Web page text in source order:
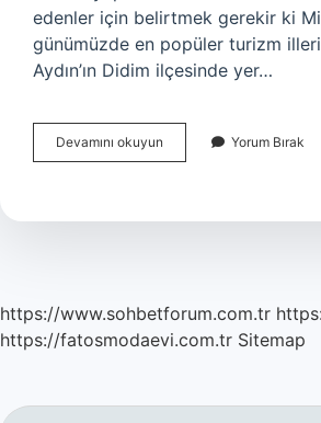
edenler için belirtmek gerekir ki
günümüzde en popüler turizm
Aydın’ın Didim ilçesinde yer…
Devamını okuyun
Yunan
Yorum Bırak
https://www.sohbetforum.com.tr
https://fatosmodaevi.com.tr Sitemap